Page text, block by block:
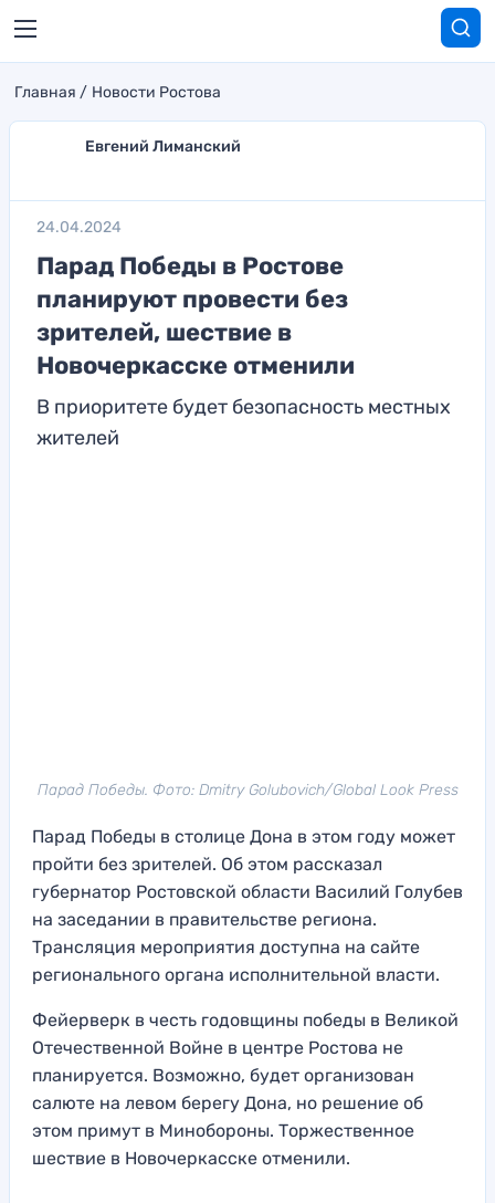
Главная Новости Ростова
Евгений Лиманский
24.04.2024
Парад Победы в Ростове
планируют провести без
зрителей, шествие в
Новочеркасске отменили
В приоритете будет безопасность местных
жителей
Парад Победы. Фото: Dmitry Golubovich/Global Look Press
Парад Победы в столице Дона в этом году может
пройти без зрителей. Об этом рассказал
губернатор Ростовской области Василий Голубев
на заседании в правительстве региона.
Трансляция мероприятия доступна на сайте
регионального органа исполнительной власти.
Фейерверк в честь годовщины победы в Великой
Отечественной Войне в центре Ростова не
планируется. Возможно, будет организован
салюте на левом берегу Дона, но решение об
этом примут в Минобороны. Торжественное
шествие в Новочеркасске отменили.